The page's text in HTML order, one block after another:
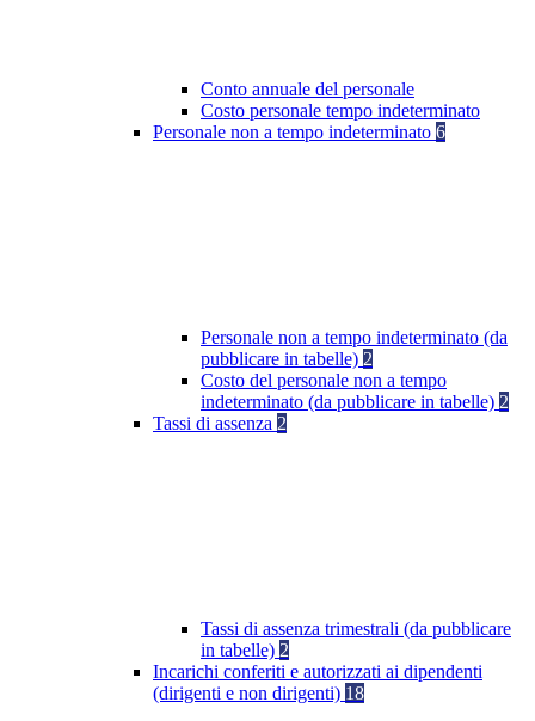
Conto annuale del personale
Costo personale tempo indeterminato
Personale non a tempo indeterminato 6
Personale non a tempo indeterminato (da
pubblicare in tabelle) 2
Costo del personale non a tempo
indeterminato (da pubblicare in tabelle) 2
Tassi di assenza 2
Tassi di assenza trimestrali (da pubblicare
in tabelle) 2
Incarichi conferiti e autorizzati ai dipendenti
(dirigenti e non dirigenti) 18